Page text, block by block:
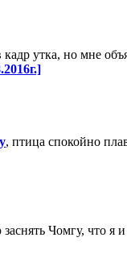
кадр утка, но мне
, птица спокойно
Чомгу, что я и